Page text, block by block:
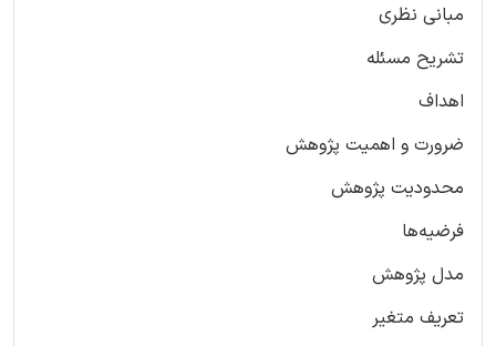
مبانی نظری
تشریح مسئله
اهداف
ضرورت و اهمیت پژوهش
محدودیت پژوهش
فرضیه‌ها
مدل پژوهش
تعریف متغیر